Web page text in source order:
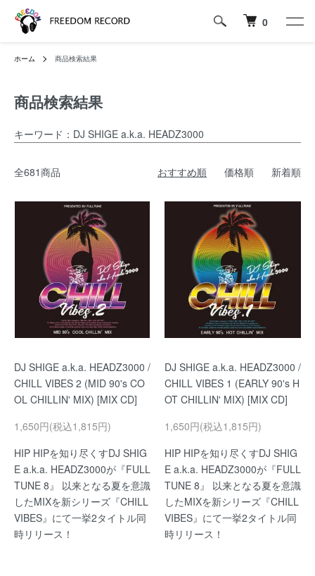
0
ホーム 商品検索結果
商品検索結果
キーワード：DJ SHIGE a.k.a. HEADZ3000
全681商品 おすすめ順 価格順 新着順
DJ SHIGE a.k.a. HEADZ3000 /
CHILL VIBES 2 (MID 90's CO
OL CHILLIN' MIX) [MIX CD]
1,650円(税込1,815円)
HIP HIPを知り尽くすDJ SHIG
E a.k.a. HEADZ3000が『FULL
TUNE 8』 以来となる夏を意識
したMIXを新シリーズ『CHILL
VIBES』にて一挙2タイトル同
時リリース！
DJ SHIGE a.k.a. HEADZ3000 /
CHILL VIBES 1 (EARLY 90's H
OT CHILLIN' MIX) [MIX CD]
1,650円(税込1,815円)
HIP HIPを知り尽くすDJ SHIG
E a.k.a. HEADZ3000が『FULL
TUNE 8』 以来となる夏を意識
したMIXを新シリーズ『CHILL
VIBES』にて一挙2タイトル同
時リリース！